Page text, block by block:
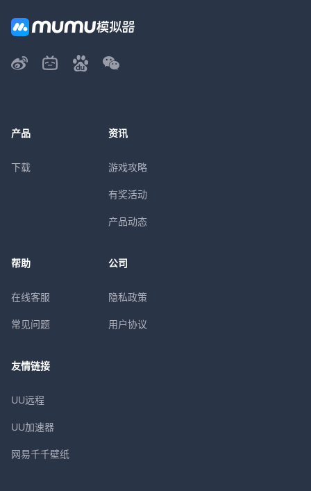
产品
下载
资讯
游戏攻略
有奖活动
产品动态
帮助
在线客服
常见问题
公司
隐私政策
用户协议
友情链接
UU远程
UU加速器
网易千千壁纸